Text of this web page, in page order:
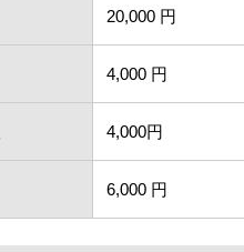
20,000 円
4,000 円
4,000円
6,000 円